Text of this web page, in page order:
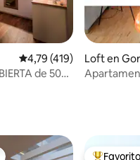
Calificación promedio:
4,79 (419)
de 50
Loft en